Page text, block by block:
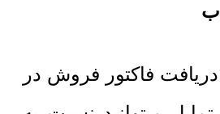
فاکتور فروش در